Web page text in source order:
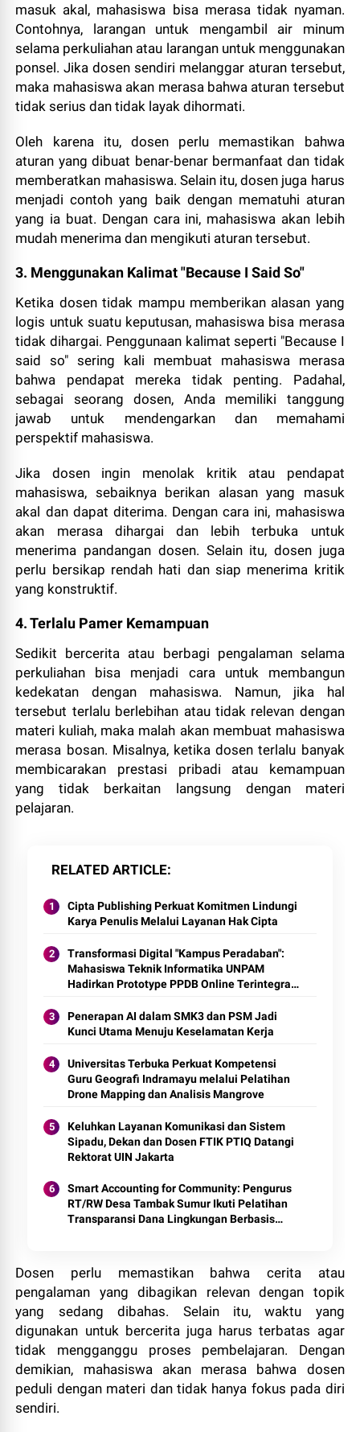
masuk akal, mahasiswa bisa merasa tidak nyaman.
Contohnya, larangan untuk mengambil air minum
selama perkuliahan atau larangan untuk menggunakan
ponsel. Jika dosen sendiri melanggar aturan tersebut,
maka mahasiswa akan merasa bahwa aturan tersebut
tidak serius dan tidak layak dihormati.
Oleh karena itu, dosen perlu memastikan bahwa
aturan yang dibuat benar-benar bermanfaat dan tidak
memberatkan mahasiswa. Selain itu, dosen juga harus
menjadi contoh yang baik dengan mematuhi aturan
yang ia buat. Dengan cara ini, mahasiswa akan lebih
mudah menerima dan mengikuti aturan tersebut.
3. Menggunakan Kalimat "Because I Said So"
Ketika dosen tidak mampu memberikan alasan yang
logis untuk suatu keputusan, mahasiswa bisa merasa
tidak dihargai. Penggunaan kalimat seperti "Because I
said so" sering kali membuat mahasiswa merasa
bahwa pendapat mereka tidak penting. Padahal,
sebagai seorang dosen, Anda memiliki tanggung
jawab untuk mendengarkan dan memahami
perspektif mahasiswa.
Jika dosen ingin menolak kritik atau pendapat
mahasiswa, sebaiknya berikan alasan yang masuk
akal dan dapat diterima. Dengan cara ini, mahasiswa
akan merasa dihargai dan lebih terbuka untuk
menerima pandangan dosen. Selain itu, dosen juga
perlu bersikap rendah hati dan siap menerima kritik
yang konstruktif.
4. Terlalu Pamer Kemampuan
Sedikit bercerita atau berbagi pengalaman selama
perkuliahan bisa menjadi cara untuk membangun
kedekatan dengan mahasiswa. Namun, jika hal
tersebut terlalu berlebihan atau tidak relevan dengan
materi kuliah, maka malah akan membuat mahasiswa
merasa bosan. Misalnya, ketika dosen terlalu banyak
membicarakan prestasi pribadi atau kemampuan
yang tidak berkaitan langsung dengan materi
pelajaran.
RELATED ARTICLE
Cipta Publishing Perkuat Komitmen Lindungi
Karya Penulis Melalui Layanan Hak Cipta
Transformasi Digital "Kampus Peradaban":
Mahasiswa Teknik Informatika UNPAM
Hadirkan Prototype PPDB Online Terintegrasi
Penerapan AI dalam SMK3 dan PSM Jadi
Kunci Utama Menuju Keselamatan Kerja
Universitas Terbuka Perkuat Kompetensi
Guru Geografi Indramayu melalui Pelatihan
Drone Mapping dan Analisis Mangrove
Keluhkan Layanan Komunikasi dan Sistem
Sipadu, Dekan dan Dosen FTIK PTIQ Datangi
Rektorat UIN Jakarta
Smart Accounting for Community: Pengurus
RT/RW Desa Tambak Sumur Ikuti Pelatihan
Transparansi Dana Lingkungan Berbasis
Dosen perlu memastikan bahwa cerita atau
pengalaman yang dibagikan relevan dengan topik
yang sedang dibahas. Selain itu, waktu yang
digunakan untuk bercerita juga harus terbatas agar
tidak mengganggu proses pembelajaran. Dengan
demikian, mahasiswa akan merasa bahwa dosen
peduli dengan materi dan tidak hanya fokus pada diri
sendiri.